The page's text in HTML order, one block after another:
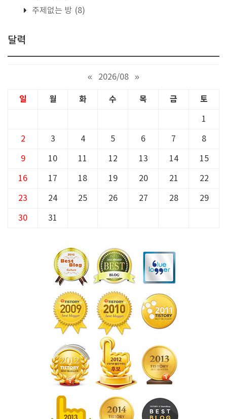
주제없는 방 (8)
달력
« 2026/08 »
일 월 화 수 목 금 토
1
2 3 4 5 6 7 8
9 10 11 12 13 14 15
16 17 18 19 20 21 22
23 24 25 26 27 28 29
30 31